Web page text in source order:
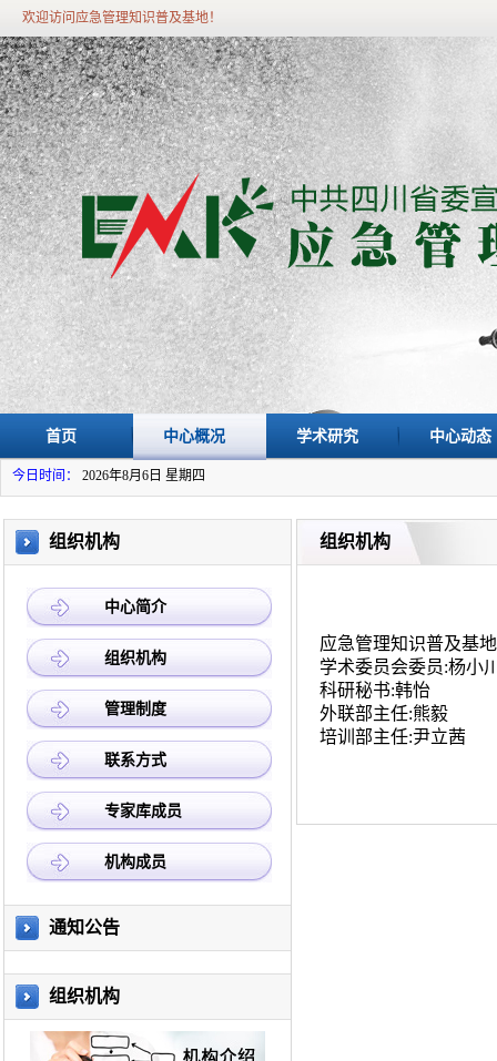
欢迎访问应急管理知识普及基地！
首页 中心概况 学术研究 中心动态
今日时间： 2026年8月6日 星期四
组织机构
中心简介
组织机构
管理制度
联系方式
专家库成员
机构成员
通知公告
组织机构
组织机构
应急管理知识普及基
学术委员会委员:杨小
科研秘书:韩怡
外联部主任:熊毅
培训部主任:尹立茜